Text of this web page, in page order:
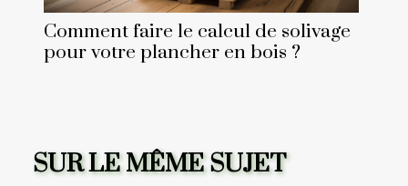
Comment faire le calcul de solivage
pour votre plancher en bois ?
SUR LE MÊME SUJET